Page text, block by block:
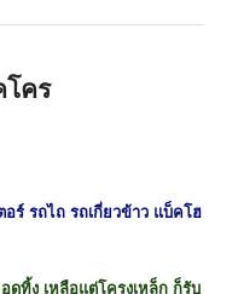
คร
ร์ รถไถ รถเกี่ยวข้าว แบ็คโฮ
ดทิ้ง เหลือแต่โครงเหล็ก ก็รับ